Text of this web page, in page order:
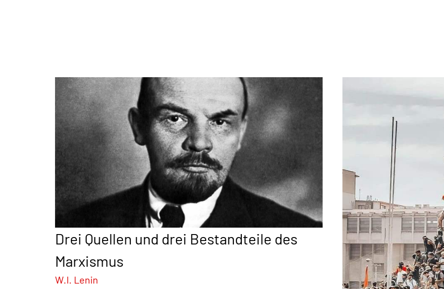
Drei Quellen und drei Bestandteile des
Marxismus
W.I. Lenin